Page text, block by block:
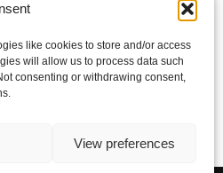
like cookies to store and/or access
will allow us to process data such
consenting or withdrawing consent,
View preferences
Vino de
(Alko 14,88 €)